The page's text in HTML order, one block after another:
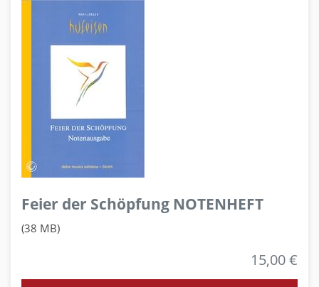
Feier der Schöpfung NOTENHEFT
(38 MB)
15,00 €